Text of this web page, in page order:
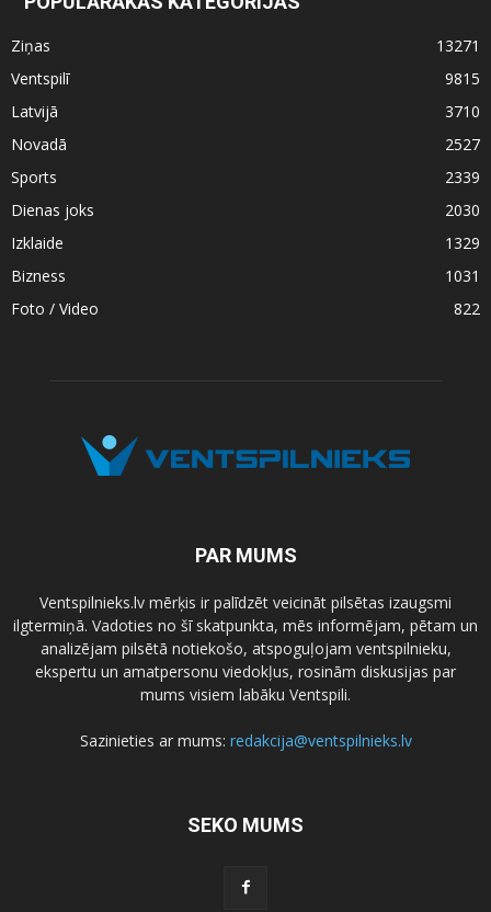
Ziņas
13271
Ventspilī
9815
Latvijā
3710
Novadā
2527
Sports
2339
Dienas joks
2030
Izklaide
1329
Bizness
1031
Foto / Video
822
PAR MUMS
Ventspilnieks.lv mērķis ir palīdzēt veicināt pilsētas izaugsmi
ilgtermiņā. Vadoties no šī skatpunkta, mēs informējam, pētam un
analizējam pilsētā notiekošo, atspoguļojam ventspilnieku,
ekspertu un amatpersonu viedokļus, rosinām diskusijas par
mums visiem labāku Ventspili.
Sazinieties ar mums: redakcija@ventspilnieks.lv
SEKO MUMS